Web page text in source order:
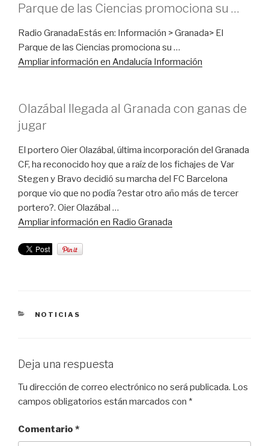
Parque de las Ciencias promociona su …
Radio GranadaEstás en: Información > Granada> El
Parque de las Ciencias promociona su …
Ampliar información en Andalucía Información
Olazábal llegada al Granada con ganas de
jugar
El portero Oier Olazábal, última incorporación del Granada
CF, ha reconocido hoy que a raíz de los fichajes de Var
Stegen y Bravo decidió su marcha del FC Barcelona
porque vio que no podía ?estar otro año más de tercer
portero?. Oier Olazábal …
Ampliar información en Radio Granada
CATEGORÍAS
NOTICIAS
Deja una respuesta
Tu dirección de correo electrónico no será publicada. Los
campos obligatorios están marcados con *
Comentario *